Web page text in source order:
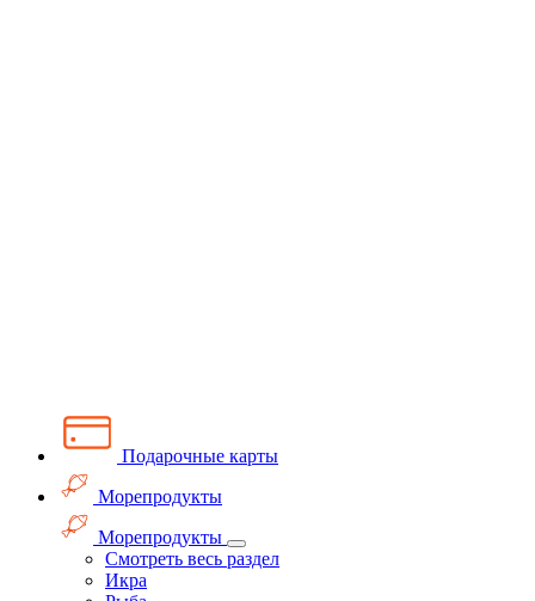
Подарочные карты
Морепродукты
Морепродукты
Смотреть весь раздел
Икра